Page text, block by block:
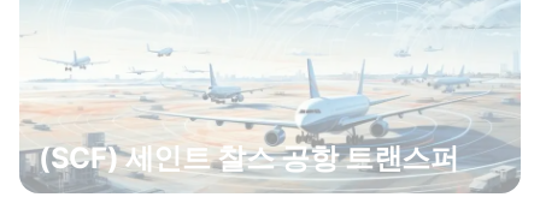
(SCF) 세인트 찰스 공항 트랜스퍼